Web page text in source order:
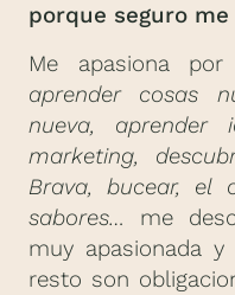
porque seguro
Me apasiona
aprender cosas
nueva, aprender
marketing,
Brava, bucear, el
sabores… me
muy apasionada
resto son